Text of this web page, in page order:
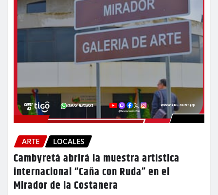
ARTE LOCALES
Cambyretá abrirá la muestra artística
internacional “Caña con Ruda” en el
Mirador de la Costanera